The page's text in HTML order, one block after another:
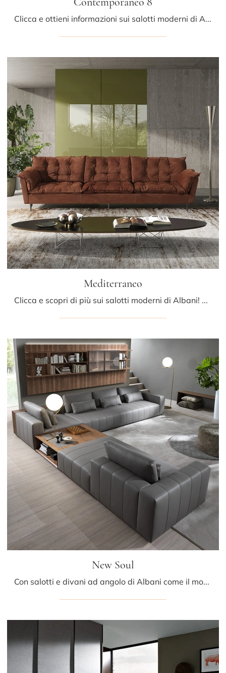
Clicca e ottieni informazioni sui salotti moderni di Albani! Differenti modelli di divani, come Contemporaneo 8, ti attendono.
Mediterraneo
Clicca e scopri di più sui salotti moderni di Albani! Molteplici modelli di divani, come Mediterraneo, ti aspettano.
New Soul
Con salotti e divani ad angolo di Albani come il modello New Soul in pelle, potrai ultimare il tuo concept d'arredo.